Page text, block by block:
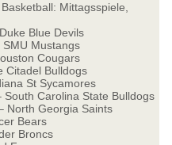
Mittagsspiele,
Blue Devils
Mustangs
Cougars
Citadel Bulldogs
St Sycamores
Carolina State Bulldogs
North Georgia Saints
Bears
Broncs